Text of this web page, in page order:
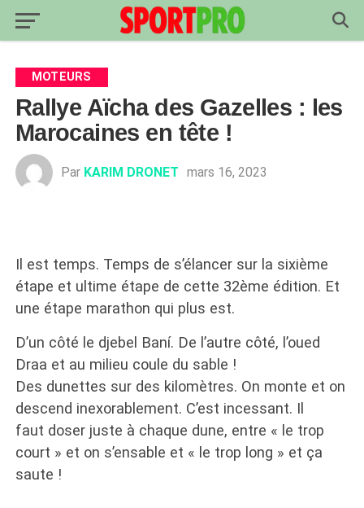
MOTEURS
Rallye Aïcha des Gazelles : les
Marocaines en tête !
Par KARIM DRONET mars 16, 2023
Il est temps. Temps de s’élancer sur la sixième
étape et ultime étape de cette 32ème édition. Et
une étape marathon qui plus est.
D’un côté le djebel Baní. De l’autre côté, l’oued
Draa et au milieu coule du sable !
Des dunettes sur des kilomètres. On monte et on
descend inexorablement. C’est incessant. Il
faut doser juste à chaque dune, entre « le trop
court » et on s’ensable et « le trop long » et ça
saute !